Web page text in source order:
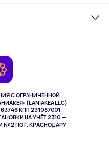
С ОГРАНИЧЕННОЙ
(LANIAKEA LLC)
КПП 231087001
НА УЧЁТ 2310 —
№ 2 ПО Г. КРАСНОДАРУ